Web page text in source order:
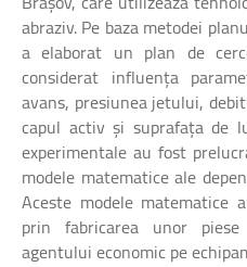
abraziv. Pe baza metodei
a elaborat un plan de
considerat influența
avans, presiunea jetului,
capul activ și suprafața de
experimentale au fost
modele matematice ale
Aceste modele matematice
prin fabricarea unor
agentului economic pe